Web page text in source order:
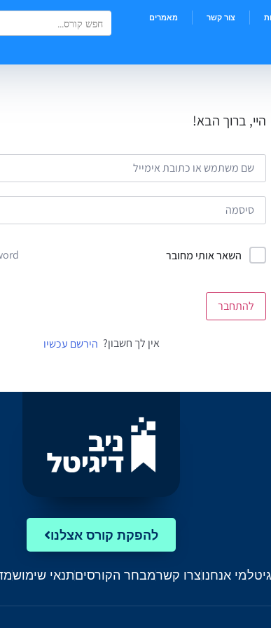
צור קשר מאמרים Search
for:
Search Button
היי, ברוך הבא!
השאר אותי מחובר
להתחבר
אין לך חשבון? הירשם עכשיו
להפקת קורס אצלנו
מי אנחנוצרו קשרמבחר הקורסיםתנאי שימוש